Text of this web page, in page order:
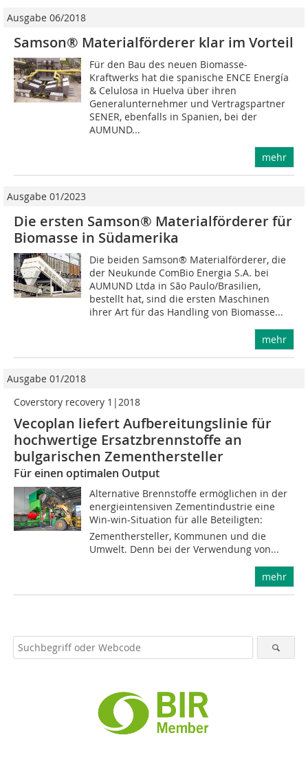
Ausgabe 06/2018
Samson® Materialförderer klar im Vorteil
Für den Bau des neuen Biomasse-
Kraftwerks hat die spanische ENCE Energía
& Celulosa in Huelva über ihren
Generalunternehmer und Vertragspartner
SENER, ebenfalls in Spanien, bei der
AUMUND...
mehr
Ausgabe 01/2023
Die ersten Samson® Materialförderer für
Biomasse in Südamerika
Die beiden Samson® Materialförderer, die
der Neukunde ComBio Energia S.A. bei
AUMUND Ltda in São Paulo/Brasilien,
bestellt hat, sind die ersten Maschinen
ihrer Art für das Handling von Biomasse...
mehr
Ausgabe 01/2018
Coverstory recovery 1|2018
Vecoplan liefert Aufbereitungslinie für
hochwertige Ersatzbrennstoffe an
bulgarischen Zementhersteller
Für einen optimalen Output
Alternative Brennstoffe ermöglichen in der
energieintensiven Zementindustrie eine
Win-win-Situation für alle Beteiligten:
Zementhersteller, Kommunen und die
Umwelt. Denn bei der Verwendung von...
mehr